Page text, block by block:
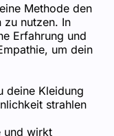
Methode den
zu nutzen. In
Erfahrung und
um dein
deine Kleidung
strahlen
und wirkt